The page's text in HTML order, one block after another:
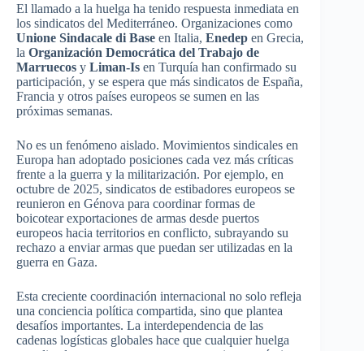
El llamado a la huelga ha tenido respuesta inmediata en
los sindicatos del Mediterráneo. Organizaciones como
Unione Sindacale di Base en Italia, Enedep en Grecia,
la Organización Democrática del Trabajo de
Marruecos y Liman-Is en Turquía han confirmado su
participación, y se espera que más sindicatos de España,
Francia y otros países europeos se sumen en las
próximas semanas.
No es un fenómeno aislado. Movimientos sindicales en
Europa han adoptado posiciones cada vez más críticas
frente a la guerra y la militarización. Por ejemplo, en
octubre de 2025, sindicatos de estibadores europeos se
reunieron en Génova para coordinar formas de
boicotear exportaciones de armas desde puertos
europeos hacia territorios en conflicto, subrayando su
rechazo a enviar armas que puedan ser utilizadas en la
guerra en Gaza.
Esta creciente coordinación internacional no solo refleja
una conciencia política compartida, sino que plantea
desafíos importantes. La interdependencia de las
cadenas logísticas globales hace que cualquier huelga